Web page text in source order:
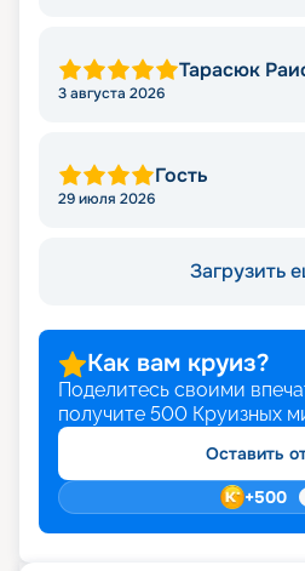
Тарасюк
3 августа 2026
Гость
29 июля 2026
Загрузить
Как вам круиз?
Поделитесь своими
получите 500 Круизных
Оставить
+500